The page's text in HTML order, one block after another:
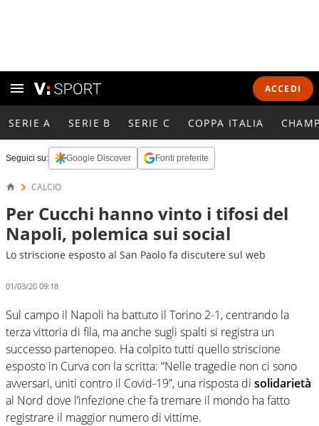
ACCEDI
SERIE A SERIE B SERIE C COPPA ITALIA
Seguici su: Google Discover Fonti preferite
CALCIO
Per Cucchi hanno vinto i tifosi del
Napoli, polemica sui social
Lo striscione esposto al San Paolo fa discutere sul web
01/03/20 09:18
Sul campo il Napoli ha battuto il Torino 2-1, centrando la
terza vittoria di fila, ma anche sugli spalti si registra un
successo partenopeo. Ha colpito tutti quello striscione
esposto in Curva con la scritta: “Nelle tragedie non ci sono
avversari, uniti contro il Covid-19”, una risposta di solidarietà
al Nord dove l’infezione che fa tremare il mondo ha fatto
registrare il maggior numero di vittime.